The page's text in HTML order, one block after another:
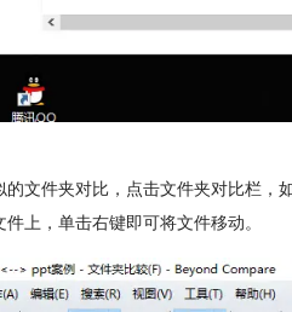
的文件夹对比，点击文件夹对比栏，
上，单击右键即可将文件移动。